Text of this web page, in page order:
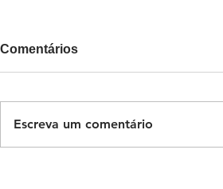
Comentários
Escreva um comentário